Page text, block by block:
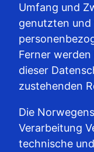
Umfang und
genutzten
Ferner
dieser
zustehenden
Die
Verarbeitung
technische